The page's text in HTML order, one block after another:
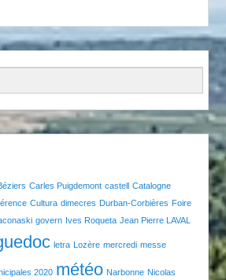
Carles Puigdemont castell Catalogne
Cultura dimecres Durban-Corbières Foire
govern Ives Roqueta Jean Pierre LAVAL
letra Lozère mercredi messe
2020 météo Narbonne Nicolas